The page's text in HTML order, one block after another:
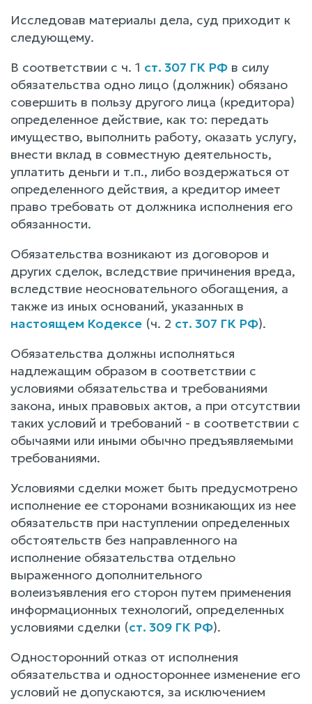
Исследовав материалы дела, суд приходит к
следующему.
В соответствии с ч. 1 ст. 307 ГК РФ в силу
обязательства одно лицо (должник) обязано
совершить в пользу другого лица (кредитора)
определенное действие, как то: передать
имущество, выполнить работу, оказать услугу,
внести вклад в совместную деятельность,
уплатить деньги и т.п., либо воздержаться от
определенного действия, а кредитор имеет
право требовать от должника исполнения его
обязанности.
Обязательства возникают из договоров и
других сделок, вследствие причинения вреда,
вследствие неосновательного обогащения, а
также из иных оснований, указанных в
настоящем Кодексе (ч. 2 ст. 307 ГК РФ).
Обязательства должны исполняться
надлежащим образом в соответствии с
условиями обязательства и требованиями
закона, иных правовых актов, а при отсутствии
таких условий и требований - в соответствии с
обычаями или иными обычно предъявляемыми
требованиями.
Условиями сделки может быть предусмотрено
исполнение ее сторонами возникающих из нее
обязательств при наступлении определенных
обстоятельств без направленного на
исполнение обязательства отдельно
выраженного дополнительного
волеизъявления его сторон путем применения
информационных технологий, определенных
условиями сделки (ст. 309 ГК РФ).
Односторонний отказ от исполнения
обязательства и одностороннее изменение его
условий не допускаются, за исключением